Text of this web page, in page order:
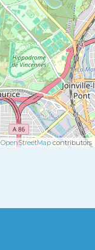
OpenStreetMap contributors